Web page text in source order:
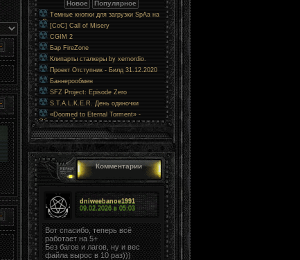
Темные кнопки для загрузки SpAa на
uCoz
[CoC] Call of Misery
CGIM 2
Бар FireZone
Клипарты сталкеры by xemordio.
Проект Отступник - Билд 31.12.2020
Баннерообмен
SFZ Project: Episode Zero
S.T.A.L.K.E.R. День одиночки
«Doomed to Eternal Torment» -
Обречённый на вечные муки
Комментарии
dniweebanoe1991
09.02.2026 в05:03
Вот спасибо, теперь всё
работает на 5+
Без багов и лагов, ну и вес
файла вырос в 10 раз)))